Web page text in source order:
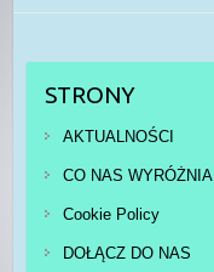
STRONY
AKTUALNOŚCI
CO NAS WYRÓŻNIA
Cookie Policy
DOŁĄCZ DO NAS